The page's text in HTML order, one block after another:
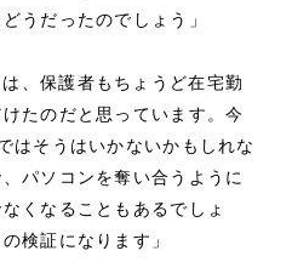
うだったのでしょう」
は、保護者もちょうど在宅勤
たのだと思っています。今
はそうはいかないかもしれな
パソコンを奪い合うように
くなることもあるでしょ
検証になります」